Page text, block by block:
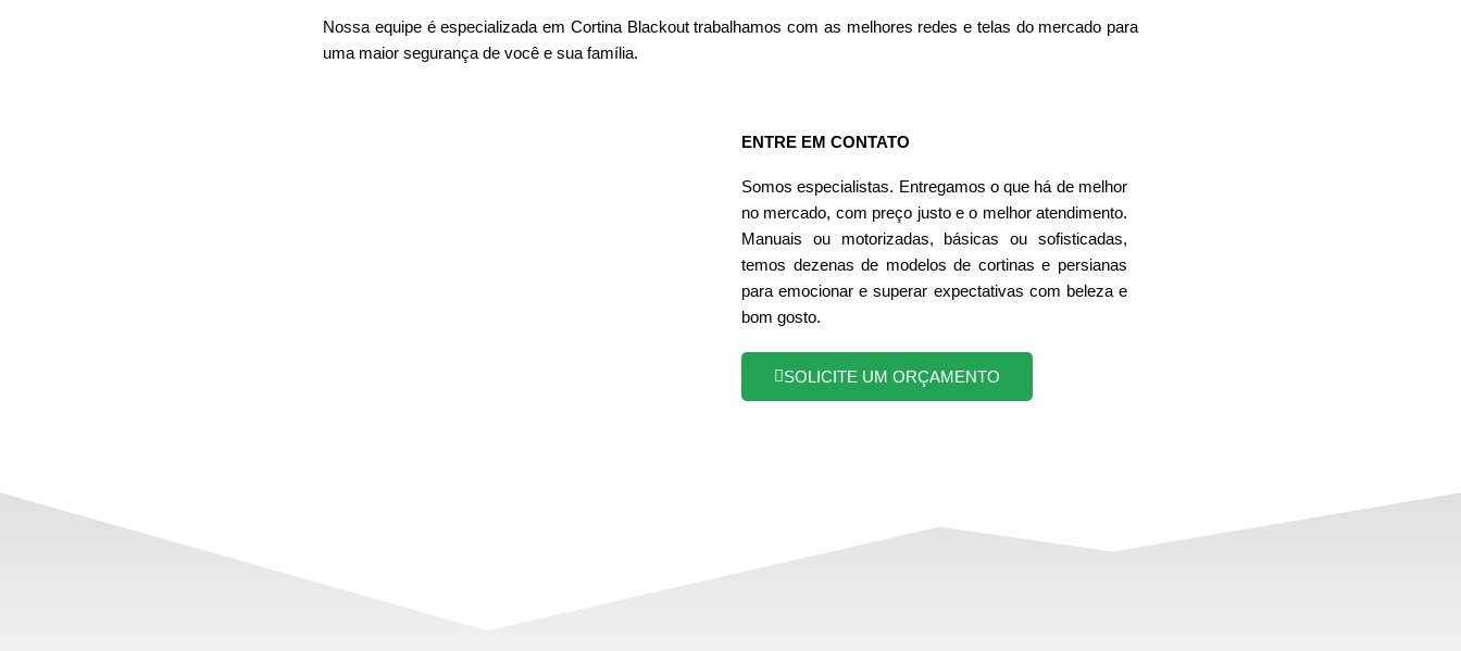
Nossa equipe é especializada em Cortina Blackout trabalhamos com as melhores redes e telas do mercado para
uma maior segurança de você e sua família.
ENTRE EM CONTATO
Somos especialistas. Entregamos o que há de melhor
no mercado, com preço justo e o melhor atendimento.
Manuais ou motorizadas, básicas ou sofisticadas,
temos dezenas de modelos de cortinas e persianas
para emocionar e superar expectativas com beleza e
bom gosto.
SOLICITE UM ORÇAMENTO